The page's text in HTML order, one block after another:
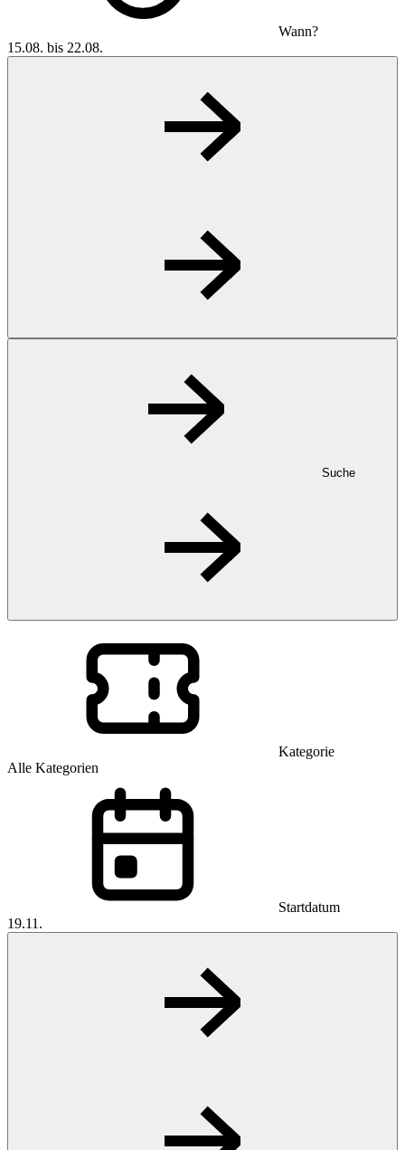
Wann?
15.08. bis 22.08.
Suche
Kategorie
Alle Kategorien
Startdatum
19.11.